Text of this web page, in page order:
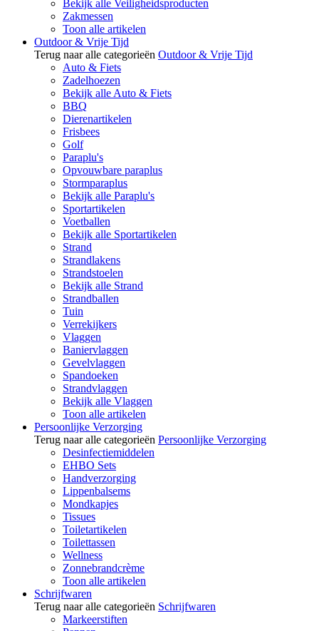
Bekijk alle Veiligheidsproducten
Zakmessen
Toon alle artikelen
Outdoor & Vrije Tijd
Terug naar alle categorieën Outdoor & Vrije Tijd
Auto & Fiets
Zadelhoezen
Bekijk alle Auto & Fiets
BBQ
Dierenartikelen
Frisbees
Golf
Paraplu's
Opvouwbare paraplus
Stormparaplus
Bekijk alle Paraplu's
Sportartikelen
Voetballen
Bekijk alle Sportartikelen
Strand
Strandlakens
Strandstoelen
Bekijk alle Strand
Strandballen
Tuin
Verrekijkers
Vlaggen
Baniervlaggen
Gevelvlaggen
Spandoeken
Strandvlaggen
Bekijk alle Vlaggen
Toon alle artikelen
Persoonlijke Verzorging
Terug naar alle categorieën Persoonlijke Verzorging
Desinfectiemiddelen
EHBO Sets
Handverzorging
Lippenbalsems
Mondkapjes
Tissues
Toiletartikelen
Toilettassen
Wellness
Zonnebrandcrème
Toon alle artikelen
Schrijfwaren
Terug naar alle categorieën Schrijfwaren
Markeerstiften